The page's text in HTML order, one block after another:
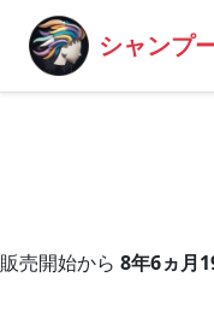
シャンプ
販売開始から 8年6ヵ月